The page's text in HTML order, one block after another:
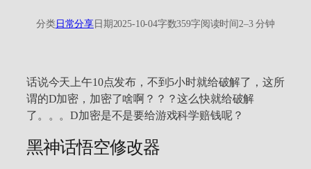
分类日常分享日期2025-10-04字数359字阅读时间2–3 分钟
话说今天上午10点发布，不到5小时就给破解了，这所
谓的D加密，加密了啥啊？？？这么快就给破解
了。。。D加密是不是要给游戏科学赔钱呢？
黑神话悟空修改器